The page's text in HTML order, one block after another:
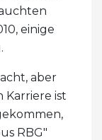
einige
aber
Karriere ist
RBG"